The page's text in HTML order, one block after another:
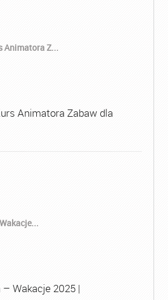
Animatora Z...
Animatora Zabaw dla
Wakacje 2025 |